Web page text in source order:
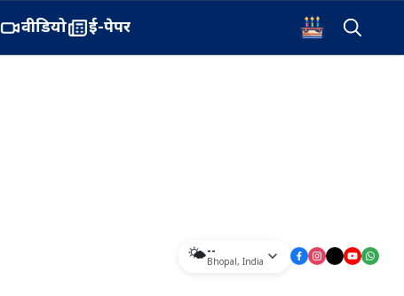
वीडियो ई-पेपर
🌤️--
Bhopal , India